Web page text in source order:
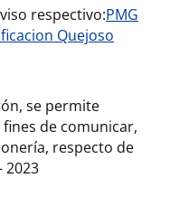
respectivo:PMG
Quejoso
se permite
de comunicar,
respecto de
2023